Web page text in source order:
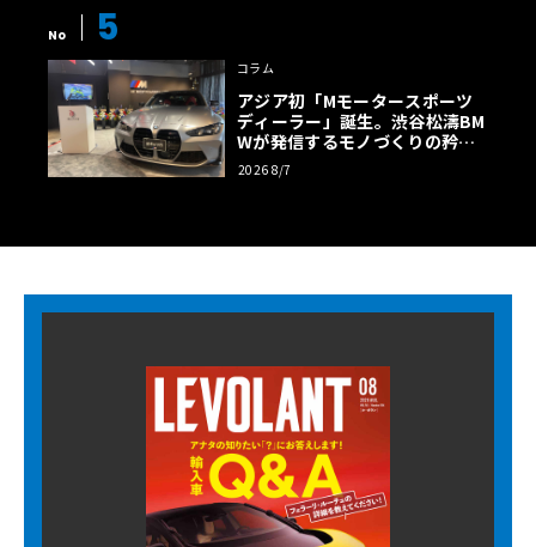
No 5
コラム
アジア初「Mモータースポーツ
ディーラー」誕生。渋谷松濤BM
Wが発信するモノづくりの矜持
【木下隆之コラム】
2026 8/7